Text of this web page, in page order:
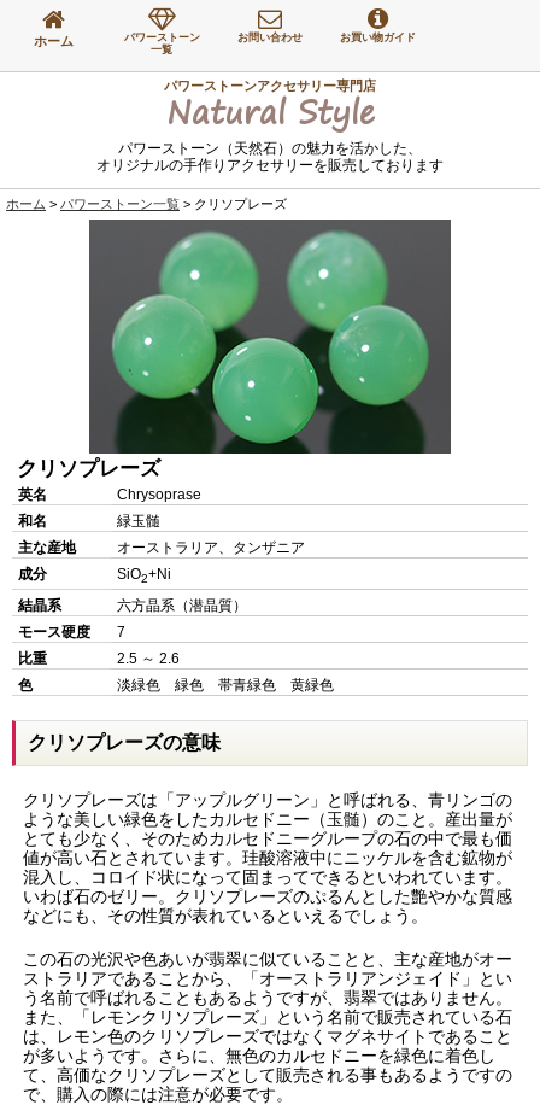
パワーストーンアクセサリー専門店
Natural Style
パワーストーン（天然石）の魅力を活かした、
オリジナルの手作りアクセサリーを販売しております
ホーム
パワーストーン
一覧
お問い合わせ お買い物ガイド
ホーム パワーストーン一覧 クリソプレーズ
クリソプレーズ
英名
Chrysoprase
和名
緑玉髄
主な産地
オーストラリア、タンザニア
成分
SiO2+Ni
結晶系
六方晶系（潜晶質）
モース硬度
7
比重
2.5 ～ 2.6
色
淡緑色 緑色 帯青緑色 黄緑色
クリソプレーズの意味
クリソプレーズは「アップルグリーン」と呼ばれる、青リンゴの
ような美しい緑色をしたカルセドニー（玉髄）のこと。産出量が
とても少なく、そのためカルセドニーグループの石の中で最も価
値が高い石とされています。珪酸溶液中にニッケルを含む鉱物が
混入し、コロイド状になって固まってできるといわれています。
いわば石のゼリー。クリソプレーズのぷるんとした艶やかな質感
などにも、その性質が表れているといえるでしょう。
この石の光沢や色あいが翡翠に似ていることと、主な産地がオー
ストラリアであることから、「オーストラリアンジェイド」とい
う名前で呼ばれることもあるようですが、翡翠ではありません。
また、「レモンクリソプレーズ」という名前で販売されている石
は、レモン色のクリソプレーズではなくマグネサイトであること
が多いようです。さらに、無色のカルセドニーを緑色に着色し
て、高価なクリソプレーズとして販売される事もあるようですの
で、購入の際には注意が必要です。